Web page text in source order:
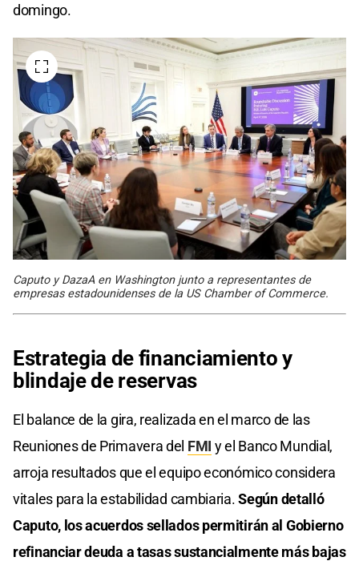
domingo.
Caputo y DazaA en Washington junto a representantes de
empresas estadounidenses de la US Chamber of Commerce.
Estrategia de financiamiento y
blindaje de reservas
El balance de la gira, realizada en el marco de las
Reuniones de Primavera del FMI y el Banco Mundial,
arroja resultados que el equipo económico considera
vitales para la estabilidad cambiaria.Según detalló
Caputo, los acuerdos sellados permitirán al Gobierno
refinanciar deuda a tasas sustancialmente más bajas